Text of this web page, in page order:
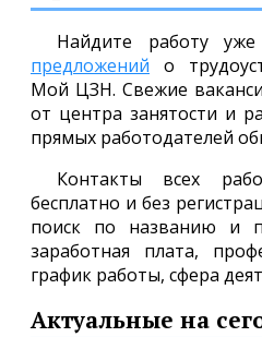
Найдите работу
предложений о
Мой ЦЗН. Свежие
от центра занятости и
прямых работодателей
Контакты всех
бесплатно и без
поиск по названию и
заработная плата,
график работы, сфера
Актуальные на